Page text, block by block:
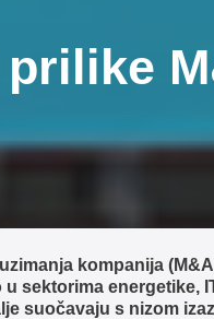
kompanija
sektorima energetike,
suočavaju s nizom